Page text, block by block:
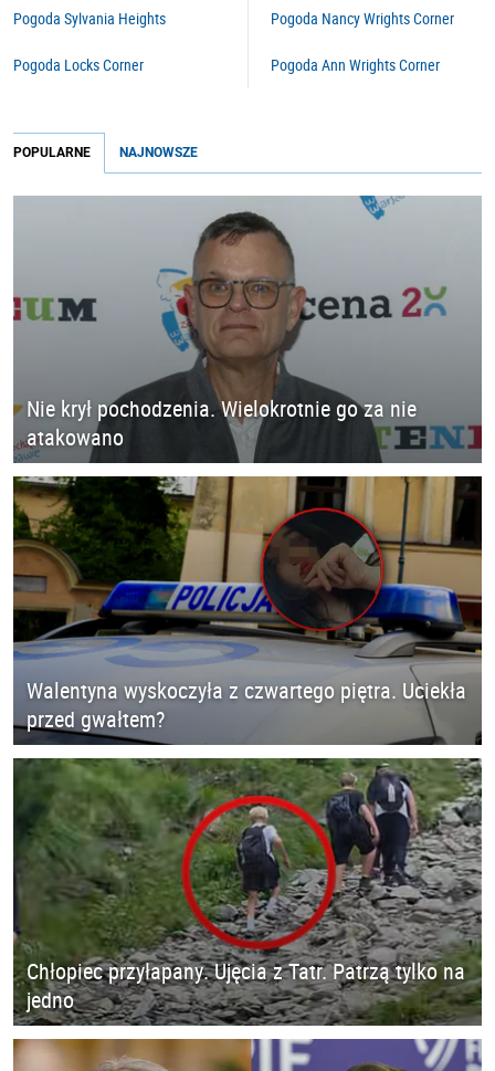
Pogoda Sylvania Heights
Pogoda Locks Corner
Pogoda Nancy Wrights Corner
Pogoda Ann Wrights Corner
POPULARNE NAJNOWSZE
Nie krył pochodzenia. Wielokrotnie go za nie
atakowano
Walentyna wyskoczyła z czwartego piętra. Uciekła
przed gwałtem?
Chłopiec przyłapany. Ujęcia z Tatr. Patrzą tylko na
jedno